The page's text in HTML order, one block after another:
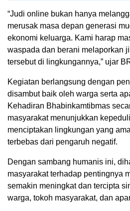
“Judi online bukan hanya
merusak masa depan generasi
ekonomi keluarga. Kami harap
waspada dan berani melaporkan
tersebut di lingkungannya,” ujar
Kegiatan berlangsung dengan
disambut baik oleh warga serta
Kehadiran Bhabinkamtibmas
masyarakat menunjukkan
menciptakan lingkungan yang
terbebas dari pengaruh negatif.
Dengan sambang humanis ini,
masyarakat terhadap pentingnya
semakin meningkat dan tercipta
warga, tokoh masyarakat, dan